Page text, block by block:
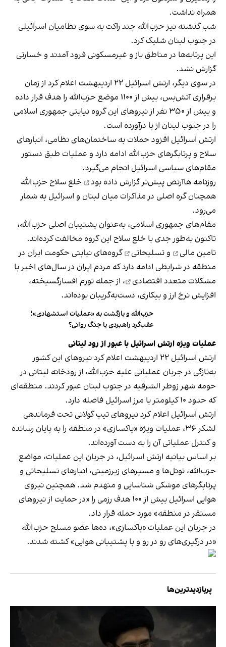
همراه نداشت.
شب گذشته نیز حزب‌الله چند راکت به سوی نظامیان اسرائیلی
در جنوب لبنان شلیک کرد.
این پرتابه‌ها در مناطق باز و غیرمسکونی فرود آمدند و خسارتی
گزارش نشد.
در سوی دیگر، ارتش اسرائیل ۲۲ اردیبهشت اعلام کرد از زمان
برقراری آتش‌بس، بیش از ۱۱۰۰ موضع حزب‌الله را هدف قرار داده
و بیش از ۳۵۰ نفر از نیروهای این گروه نیابتی جمهوری اسلامی
را در جنوب لبنان از پا درآورده است.
ارتش اسرائیل افزود حملات به ساختمان‌های نظامی، انبارهای
سلاح و پرتابگرهای حزب‌الله ادامه دارد و عملیات طبق دستور
مقام‌های سیاسی اسرائیل انجام می‌گیرد.
روزنامه هاآرتص پیش‌ترگزارش داده بود
خلع سلاح حزب‌الله
همچنان گره اصلی در مذاکرات میان لبنان و اسرائیل به شمار
می‌رود.
مقام‌های جمهوری اسلامی، به‌عنوان پشتیبان اصلی حزب‌الله،
تاکنون به‌طور جدی با خلع سلاح این گروه مخالفت کرده‌اند.
تامین مالی
وتسلیحاتی
گروه‌های نیابتی حکومت ایران در
منطقه در شرایطی ادامه دارد که مردم ایران در سال‌های اخیر با
مشکلات متعدد اقتصادی
، از جمله تورم افسارگسیخته،
افزایش نرخ ارز و بیکاری، دست‌به‌گریبان بوده‌اند.
حزب‌الله و بازگشت به «عملیات استشهادی»؛
عقب‌گرد راهبردی یا جنگ روانی؟
عملیات ویژه ارتش اسرائیل با عبور از رود لیتانی
ارتش اسرائیل ۲۲ اردیبهشت اعلام کرد نیروهای این کشور
به‌تازگی در جریان عملیاتی علیه حزب‌الله، از رودخانه لیتانی در
حومه شهر زوطر الشرقیه در جنوب لبنان عبور کردند. منطقه‌ای
که حدود ۱۰ کیلومتر با مرز اسرائیل فاصله دارد.
ارتش اسرائیل اعلام کرد نیروهای تیپ گولانی تحت فرماندهی
لشکر ۳۶، عملیات ویژه «پاکسازی» در منطقه را به پایان رسانده
و کنترل عملیاتی آن را به دست آورده‌اند.
بر اساس بیانیه ارتش اسرائیل، در جریان این عملیات، مواضع
حزب‌الله، تونل‌ها و مسیرهای زیرزمینی، انبارهای تسلیحاتی و
پرتابگرهای موشکی شناسایی و منهدم شد. همچنین نیروی
هوایی اسرائیل بیش از ۱۰۰ هدف رزمی را «در حمایت از نیروهای
مستقر در منطقه» مورد حمله قرار داد.
در جریان این عملیات «پاکسازی»، ده‌ها عضو مسلح حزب‌الله
«در درگیری‌های رو در رو و با پشتیبانی هوایی» کشته شدند.
پربازدیدترین‌ها